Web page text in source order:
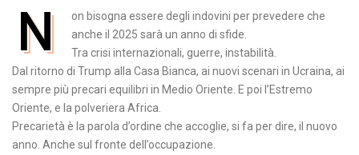
N
on bisogna essere degli indovini per prevedere che
anche il 2025 sarà un anno di sfide.
Tra crisi internazionali, guerre, instabilità.
Dal ritorno di Trump alla Casa Bianca, ai nuovi scenari in Ucraina, ai
sempre più precari equilibri in Medio Oriente. E poi l’Estremo
Oriente, e la polveriera Africa.
Precarietà è la parola d’ordine che accoglie, si fa per dire, il nuovo
anno. Anche sul fronte dell’occupazione.